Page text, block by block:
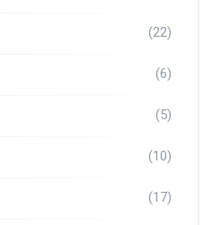
(22)
(6)
(5)
(10)
(17)